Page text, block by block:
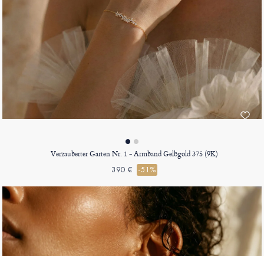
Verzauberter Garten Nr. 1 - Armband Gelbgold 375 (9K)
390 € -51%